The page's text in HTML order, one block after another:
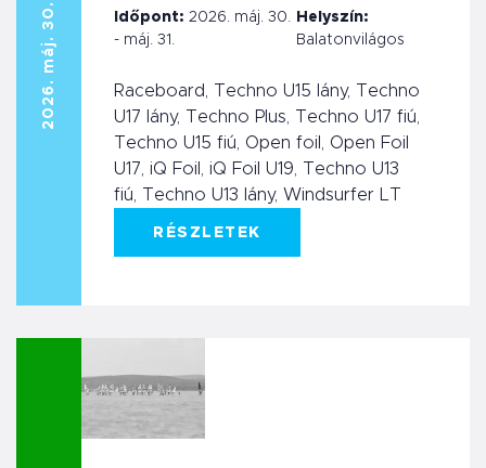
2026. máj. 30. Időpont: 2026. máj. 30.
- máj. 31.
Helyszín:
Balatonvilágos
Raceboard, Techno U15 lány, Techno
U17 lány, Techno Plus, Techno U17 fiú,
Techno U15 fiú, Open foil, Open Foil
U17, iQ Foil, iQ Foil U19, Techno U13
fiú, Techno U13 lány, Windsurfer LT
RÉSZLETEK